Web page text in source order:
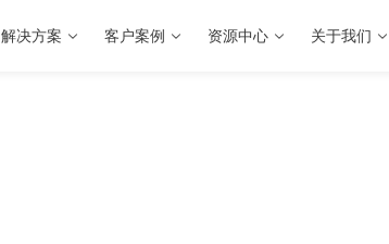
解决方案 客户案例 资源中心 关于我们